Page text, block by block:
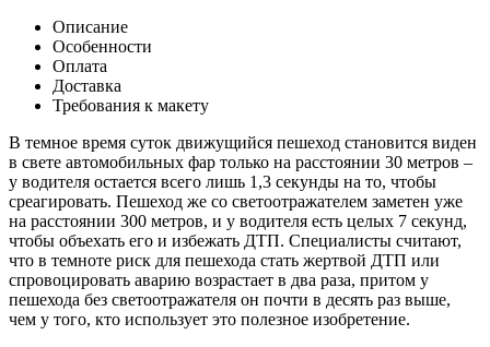
Описание
Особенности
Оплата
Доставка
Требования к макету
В темное время суток движущийся пешеход становится виден
в свете автомобильных фар только на расстоянии 30 метров –
у водителя остается всего лишь 1,3 секунды на то, чтобы
среагировать. Пешеход же со светоотражателем заметен уже
на расстоянии 300 метров, и у водителя есть целых 7 секунд,
чтобы объехать его и избежать ДТП. Специалисты считают,
что в темноте риск для пешехода стать жертвой ДТП или
спровоцировать аварию возрастает в два раза, притом у
пешехода без светоотражателя он почти в десять раз выше,
чем у того, кто использует это полезное изобретение.